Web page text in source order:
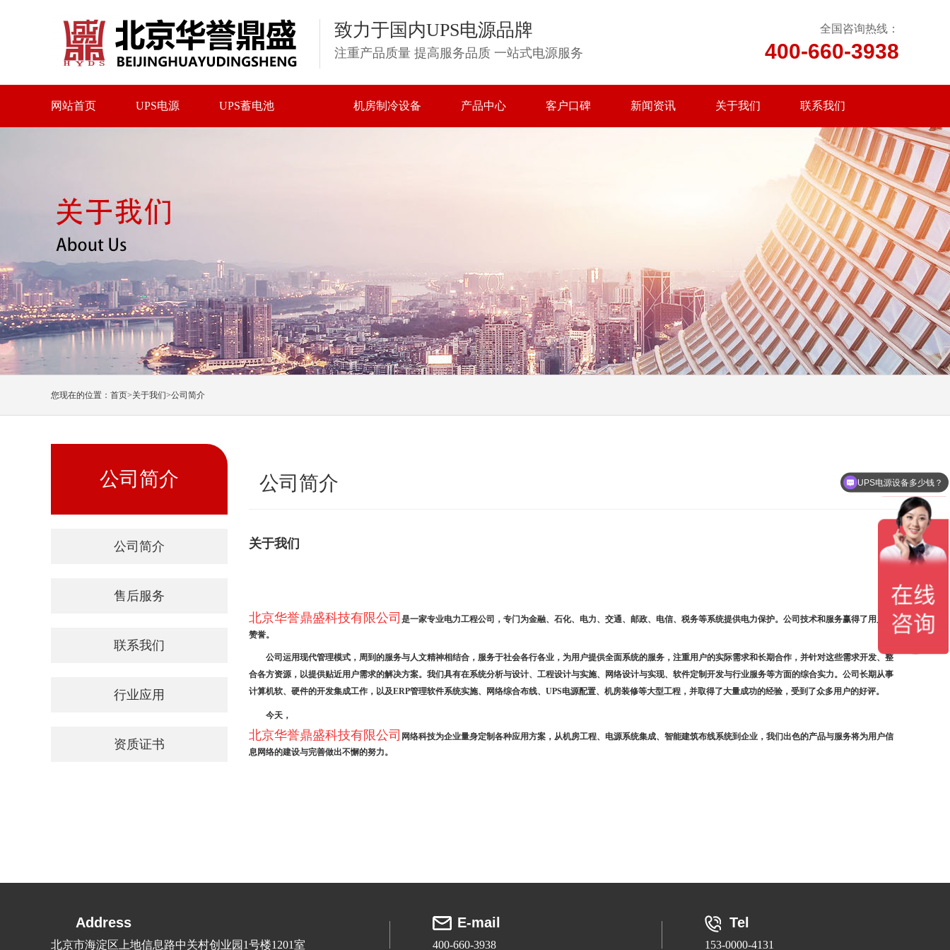
致力于国内UPS电源品牌
注重产品质量 提高服务品质 一站式电源服务
全国咨询热线：
400-660-3938
网站首页 UPS电源 UPS蓄电池 机房制冷设备 产品中心 客户口碑 新闻资讯 关于我们 联系我们
您现在的位置： 首页>关于我们>公司简介
公司简介
公司简介
售后服务
联系我们
行业应用
资质证书
公司简介
关于我们
北京华誉鼎盛科技有限公司 是一家专业电力工程公司，专门为金融、石化、电力、交通、邮政、电信、税务等系统提供电力保护。公司技术和服务赢得了用户的
赞誉。
公司运用现代管理模式，周到的服务与人文精神相结合，服务于社会各行各业，为用户提供全面系统的服务，注重用户的实际需求和长期合作，并针对这些需求开发、整
合各方资源，以提供贴近用户需求的解决方案。我们具有在系统分析与设计、工程设计与实施、网络设计与实现、软件定制开发与行业服务等方面的综合实力。公司长期从事
计算机软、硬件的开发集成工作，以及ERP管理软件系统实施、网络综合布线、UPS电源配置、机房装修等大型工程，并取得了大量成功的经验，受到了众多用户的好评。
今天，
北京华誉鼎盛科技有限公司 网络科技为企业量身定制各种应用方案，从机房工程、电源系统集成、智能建筑布线系统到企业，我们出色的产品与服务将为用户信
息网络的建设与完善做出不懈的努力。
Address
北京市海淀区上地信息路中关村创业园1号楼1201室
E-mail
400-660-3938
Tel
153-0000-4131
UPS电源设备多少钱？